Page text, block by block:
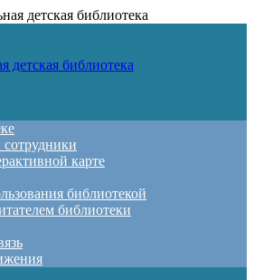
детская библиотека
карте
библиотекой
библиотеки